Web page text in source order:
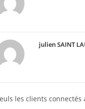
julien SAINT
les clients